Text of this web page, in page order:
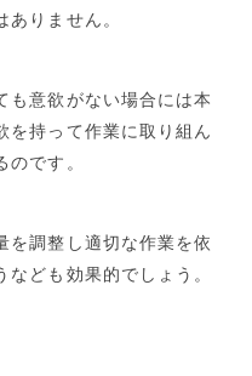
りません。
も意欲がない場合には本
を持って作業に取り組ん
です。
を調整し適切な作業を依
ども効果的でしょう。